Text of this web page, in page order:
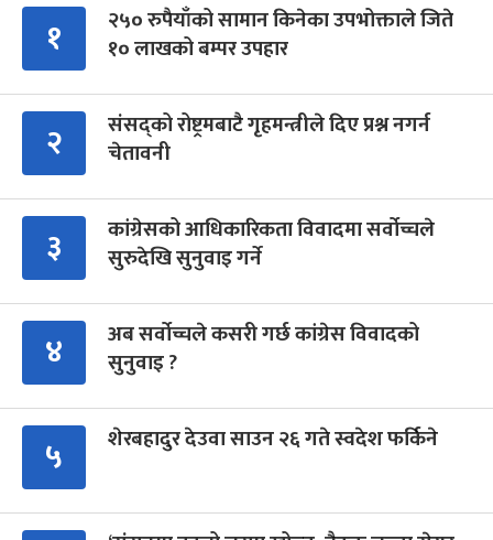
१
२५० रुपैयाँको सामान किनेका उपभोक्ताले जिते
१० लाखको बम्पर उपहार
२
संसद्को रोष्ट्रमबाटै गृहमन्त्रीले दिए प्रश्न नगर्न
चेतावनी
३
कांग्रेसको आधिकारिकता विवादमा सर्वोच्चले
सुरुदेखि सुनुवाइ गर्ने
४
अब सर्वोच्चले कसरी गर्छ कांग्रेस विवादको
सुनुवाइ ?
५ शेरबहादुर देउवा साउन २६ गते स्वदेश फर्किने